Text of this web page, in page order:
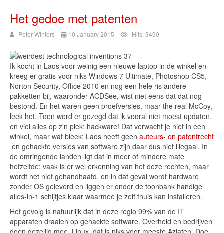
Het gedoe met patenten
Peter Winters 10 January 2015 Hits: 3490
Ik kocht in Laos voor weinig een nieuwe laptop in de winkel en
kreeg er gratis-voor-niks Windows 7 Ultimate, Photoshop CS5,
Norton Security, Office 2010 en nog een hele ris andere
pakketten bij, waaronder ACDSee, wist niet eens dat dat nog
bestond. En het waren geen proefversies, maar the real McCoy,
leek het. Toen werd er gezegd dat ik vooral niet moest updaten,
en viel alles op z'n plek: hackware! Dat verwacht je niet in een
winkel, maar wat bleek: Laos heeft geen auteurs- en patentrecht
en gehackte versies van software zijn daar dus niet illegaal. In
de omringende landen ligt dat in meer of mindere mate
hetzelfde; vaak is er wel erkenning van het deze rechten, maar
wordt het niet gehandhaafd, en in dat geval wordt hardware
zonder OS geleverd en liggen er onder de toonbank handige
alles-in-1 schijfjes klaar waarmee je zelf thuis kan installeren.
Het gevolg is natuurlijk dat in deze regio 99% van de IT
apparaten draaien op gehackte software. Overheid en bedrijven